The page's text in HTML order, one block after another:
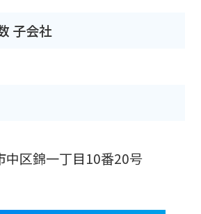
子会社
中区錦一丁目10番20号